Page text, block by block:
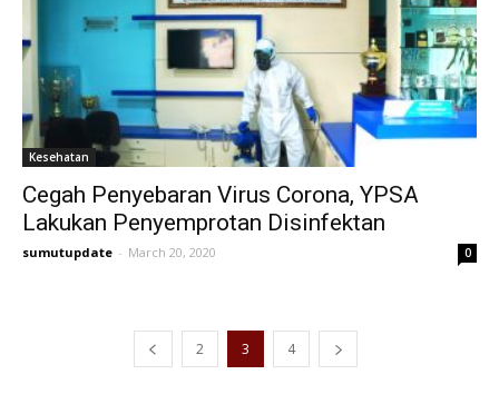
Kesehatan
Cegah Penyebaran Virus Corona, YPSA
Lakukan Penyemprotan Disinfektan
sumutupdate - March 20, 2020 0
2 3 4